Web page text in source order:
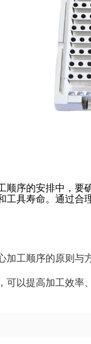
顺序的安排中，
工具寿命。通过
加工顺序的原则
可以提高加工效率